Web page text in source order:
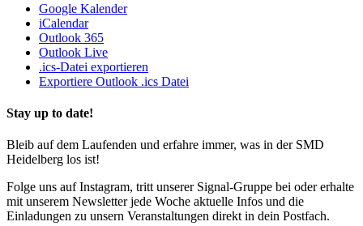
Google Kalender
iCalendar
Outlook 365
Outlook Live
.ics-Datei exportieren
Exportiere Outlook .ics Datei
Stay up to date!
Bleib auf dem Laufenden und erfahre immer, was in der SMD
Heidelberg los ist!
Folge uns auf Instagram, tritt unserer Signal-Gruppe bei oder erhalte
mit unserem Newsletter jede Woche aktuelle Infos und die
Einladungen zu unsern Veranstaltungen direkt in dein Postfach.